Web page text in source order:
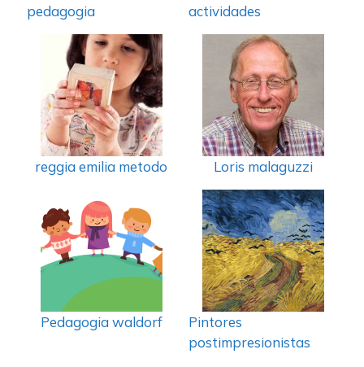
pedagogia
actividades
reggia emilia metodo Loris malaguzzi
Pedagogia waldorf
Pintores
postimpresionistas